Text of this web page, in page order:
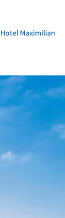
Hotel Maximilian